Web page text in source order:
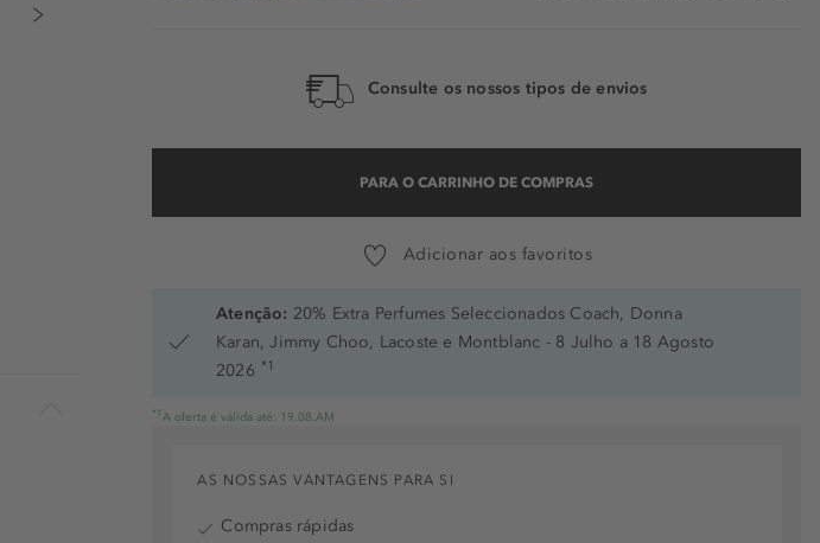
Consulte os nossos tipos de envios
PARA O CARRINHO DE COMPRAS
Adicionar aos favoritos
Atenção: 20% Extra Perfumes Seleccionados Coach, Donna
Karan, Jimmy Choo, Lacoste e Montblanc - 8 Julho a 18 Agosto
2026 *1
*1 A oferta é válida até: 19.08.AM
AS NOSSAS VANTAGENS PARA SI
Compras rápidas